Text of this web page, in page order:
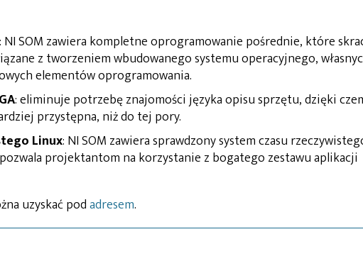
: NI SOM zawiera kompletne oprogramowanie pośrednie, które
z tworzeniem wbudowanego systemu operacyjnego,
elementów oprogramowania.
: eliminuje potrzebę znajomości języka opisu sprzętu, dzięki
przystępna, niż do tej pory.
Linux: NI SOM zawiera sprawdzony system czasu
projektantom na korzystanie z bogatego zestawu aplikacji
uzyskać podadresem.